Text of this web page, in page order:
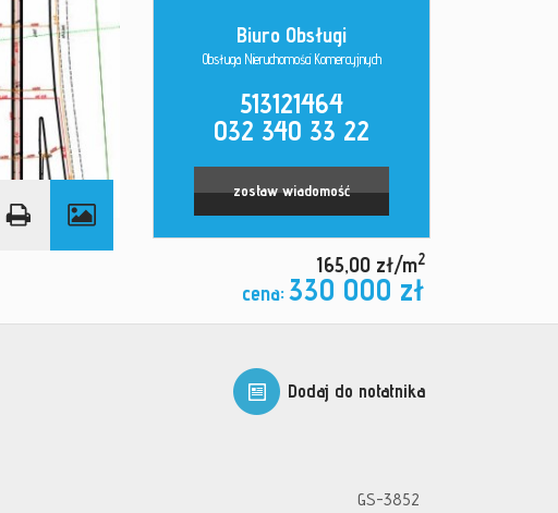
Biuro Obsługi
Obsługa Nieruchomości Komercyjnych
513121464
032 340 33 22
zostaw wiadomość
165,00 zł/m2
cena: 330 000 zł
Dodaj do notatnika
GS-3852